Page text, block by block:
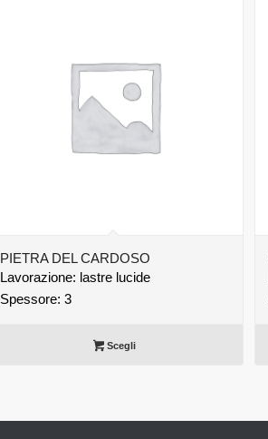
PIETRA DEL CARDOSO
Lavorazione: lastre lucide
Spessore: 3
Scegli